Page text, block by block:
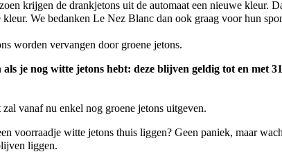
krijgen de drankjetons uit de automaat een nieuwe kleur.
kleur. We bedanken Le Nez Blanc dan ook graag voor hun
worden vervangen door groene jetons.
als je nog witte jetons hebt: deze blijven geldig tot en met
zal vanaf nu enkel nog groene jetons uitgeven.
voorraadje witte jetons thuis liggen? Geen paniek, maar
liggen.